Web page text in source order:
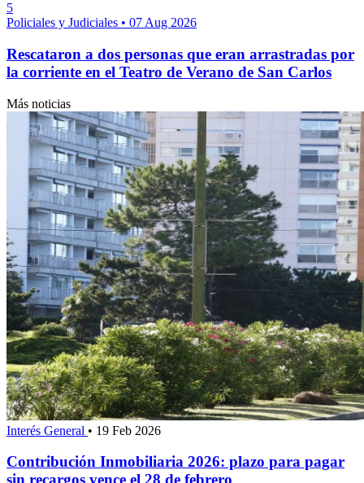
5
Policiales y Judiciales • 07 Aug 2026
Rescataron a dos personas que eran arrastradas por
la corriente en el Teatro de Verano de San Carlos
Más noticias
Interés General • 19 Feb 2026
Contribución Inmobiliaria 2026: plazo para pagar